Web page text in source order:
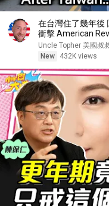
在台灣住了幾年後
衝擊 American
Uncle Topher 美國叔
New
432K views